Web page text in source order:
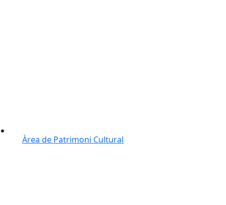
Àrea de Patrimoni Cultural